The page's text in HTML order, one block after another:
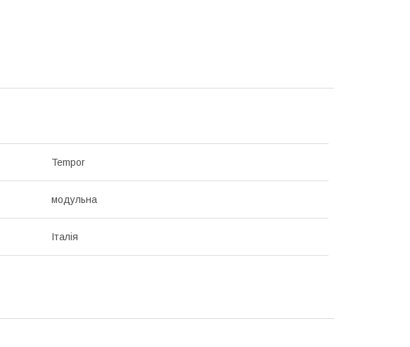
Tempor
модульна
Італія